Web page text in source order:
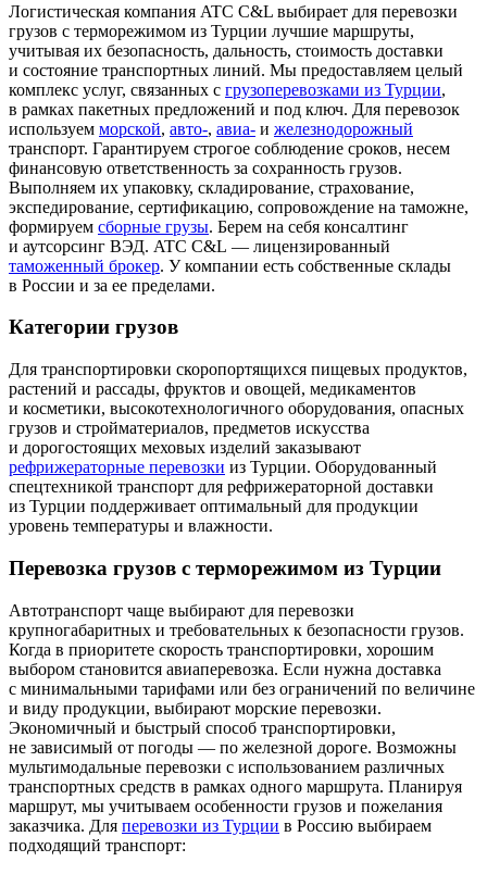
Логистическая компания ATC C&L выбирает для перевозки
грузов с терморежимом из Турции лучшие маршруты,
учитывая их безопасность, дальность, стоимость доставки
и состояние транспортных линий. Мы предоставляем целый
комплекс услуг, связанных с грузоперевозками из Турции,
в рамках пакетных предложений и под ключ. Для перевозок
используем морской, авто-, авиа- и железнодорожный
транспорт. Гарантируем строгое соблюдение сроков, несем
финансовую ответственность за сохранность грузов.
Выполняем их упаковку, складирование, страхование,
экспедирование, сертификацию, сопровождение на таможне,
формируем сборные грузы. Берем на себя консалтинг
и аутсорсинг ВЭД. ATC C&L — лицензированный
таможенный брокер. У компании есть собственные склады
в России и за ее пределами.
Категории грузов
Для транспортировки скоропортящихся пищевых продуктов,
растений и рассады, фруктов и овощей, медикаментов
и косметики, высокотехнологичного оборудования, опасных
грузов и стройматериалов, предметов искусства
и дорогостоящих меховых изделий заказывают
рефрижераторные перевозки из Турции. Оборудованный
спецтехникой транспорт для рефрижераторной доставки
из Турции поддерживает оптимальный для продукции
уровень температуры и влажности.
Перевозка грузов с терморежимом из Турции
Автотранспорт чаще выбирают для перевозки
крупногабаритных и требовательных к безопасности грузов.
Когда в приоритете скорость транспортировки, хорошим
выбором становится авиаперевозка. Если нужна доставка
с минимальными тарифами или без ограничений по величине
и виду продукции, выбирают морские перевозки.
Экономичный и быстрый способ транспортировки,
не зависимый от погоды — по железной дороге. Возможны
мультимодальные перевозки с использованием различных
транспортных средств в рамках одного маршрута. Планируя
маршрут, мы учитываем особенности грузов и пожелания
заказчика. Для перевозки из Турции в Россию выбираем
подходящий транспорт: